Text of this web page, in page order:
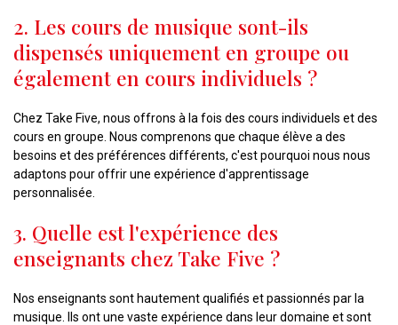
2. Les cours de musique sont-ils
dispensés uniquement en groupe ou
également en cours individuels ?
Chez Take Five, nous offrons à la fois des cours individuels et des
cours en groupe. Nous comprenons que chaque élève a des
besoins et des préférences différents, c'est pourquoi nous nous
adaptons pour offrir une expérience d'apprentissage
personnalisée.
3. Quelle est l'expérience des
enseignants chez Take Five ?
Nos enseignants sont hautement qualifiés et passionnés par la
musique. Ils ont une vaste expérience dans leur domaine et sont